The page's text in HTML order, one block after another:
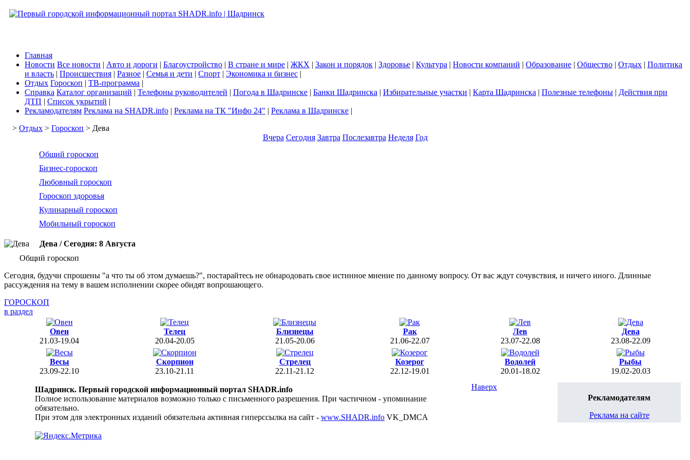
Главная
Новости Все новости | Авто и дороги | Благоустройство | В стране и мире | ЖКХ | Закон и порядок | Здоровье | Культура | Новости компаний | Образование | Общество | Отдых | Политика
и власть | Происшествия | Разное | Семья и дети | Спорт | Экономика и бизнес |
Отдых Гороскоп | ТВ-программа |
Справка Каталог организаций | Телефоны руководителей | Погода в Шадринске | Банки Шадринска | Избирательные участки | Карта Шадринска | Полезные телефоны | Действия при
ДТП | Список укрытий |
Рекламодателям Реклама на SHADR.info | Реклама на ТК "Инфо 24" | Реклама в Шадринске |
> Отдых > Гороскоп > Дева
Вчера Сегодня Завтра Послезавтра Неделя Год
Общий гороскоп
Бизнес-гороскоп
Любовный гороскоп
Гороскоп здоровья
Кулинарный гороскоп
Мобильный гороскоп
Дева / Сегодня: 8 Августа
Общий гороскоп
Сегодня, будучи спрошены "а что ты об этом думаешь?", постарайтесь не обнародовать свое истинное мнение по данному вопросу. От вас ждут сочувствия, и ничего иного. Длинные
рассуждения на тему в вашем исполнении скорее обидят вопрошающего.
ГОРОСКОП
в раздел
Овен
21.03-19.04
Телец
20.04-20.05
Близнецы
21.05-20.06
Рак
21.06-22.07
Лев
23.07-22.08
Дева
23.08-22.09
Весы
23.09-22.10
Скорпион
23.10-21.11
Стрелец
22.11-21.12
Козерог
22.12-19.01
Водолей
20.01-18.02
Рыбы
19.02-20.03
Шадринск. Первый городской информационный портал SHADR.info
Полное использование материалов возможно только с письменного разрешения. При частичном - упоминание
обязательно.
При этом для электронных изданий обязательна активная гиперссылка на сайт - www.SHADR.info VK_DMCA
Рекламодателям
Реклама на сайте
Наверх